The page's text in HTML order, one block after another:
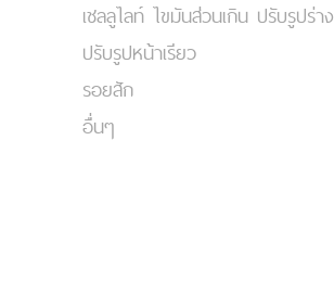
เชลลูไลท์ ไขมันส่วนเกิน ปรับรูปร่าง
ปรับรูปหน้าเรียว
รอยสัก
อื่นๆ